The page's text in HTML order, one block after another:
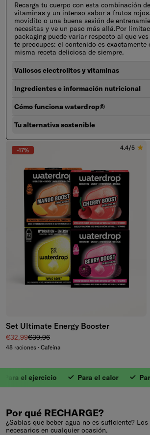
Saltar al final de Galería de productos
Recarga tu cuerpo con esta combinación
vitaminas y un intenso sabor a frutos
movidito o una buena sesión de
necesitas y ve un paso más allá.Por
packaging puede variar respecto al que
te preocupes: el contenido es exactamente
misma receta deliciosa de siempre.
Valiosos electrolitos y vitaminas
Ingredientes e información nutricional
Cómo funciona waterdrop®
Tu alternativa sostenible
-17% 4.4/5
Set Ultimate Energy Booster
Precio de venta
€32,99Precio normal
€39,96
48 raciones · Cafeína
1.
el ejercicio Para el calor Para
Por qué RECHARGE?
¿Sabías que beber agua no es suficiente?
necesarios en cualquier ocasión.